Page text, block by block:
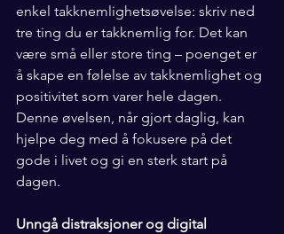
enkel takknemlighetsøvelse: skriv ned
tre ting du er takknemlig for. Det kan
være små eller store ting – poenget er
å skape en følelse av takknemlighet og
positivitet som varer hele dagen.
Denne øvelsen, når gjort daglig, kan
hjelpe deg med å fokusere på det
gode i livet og gi en sterk start på
dagen.
Unngå distraksjoner og digital